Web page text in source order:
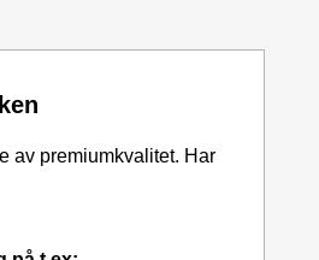
av premiumkvalitet. Har